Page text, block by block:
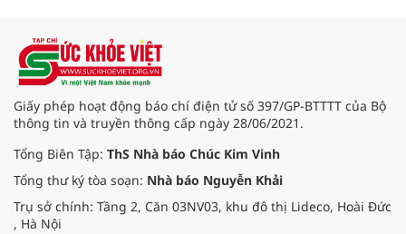
Giấy phép hoạt động báo chí điện tử số 397/GP-BTTTT của Bộ
thông tin và truyền thông cấp ngày 28/06/2021.
Tổng Biên Tập: ThS Nhà báo Chúc Kim Vinh
Tổng thư ký tòa soạn: Nhà báo Nguyễn Khải
Trụ sở chính: Tầng 2, Căn 03NV03, khu đô thị Lideco, Hoài Đức
, Hà Nội